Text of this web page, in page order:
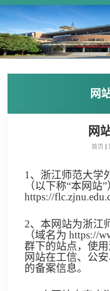
网
网
首页
1、浙江师范大学
（以下称“本网站
https://
2、本网站为浙江
（域名为 https://
群下的站点，使
网站在工信、公
的备案信息。